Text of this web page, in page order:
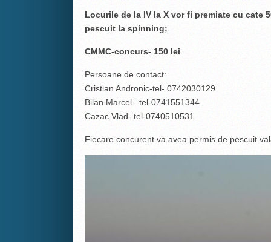
Locurile de la IV la X vor fi premiate cu cate
pescuit la spinning;
CMMC-concurs- 150 lei
Persoane de contact:
Cristian Andronic-tel- 0742030129
Bilan Marcel –tel-0741551344
Cazac Vlad- tel-0740510531
Fiecare concurent va avea permis de pescuit